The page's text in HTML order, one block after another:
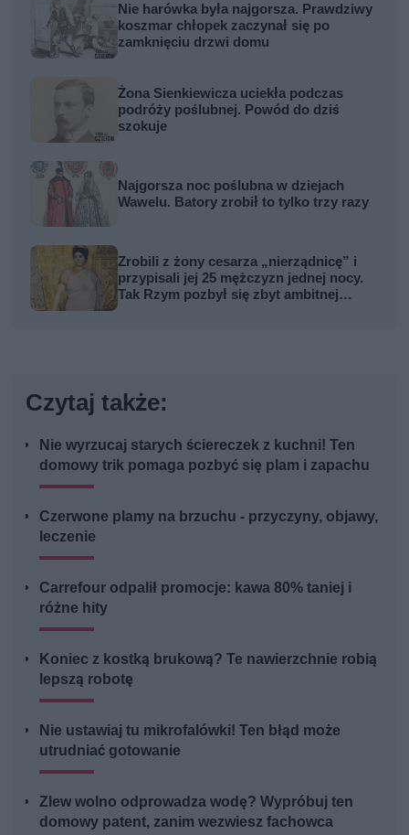
Nie harówka była najgorsza. Prawdziwy
koszmar chłopek zaczynał się po
zamknięciu drzwi domu
Żona Sienkiewicza uciekła podczas
podróży poślubnej. Powód do dziś
szokuje
Najgorsza noc poślubna w dziejach
Wawelu. Batory zrobił to tylko trzy razy
Zrobili z żony cesarza „nierządnicę” i
przypisali jej 25 mężczyzn jednej nocy.
Tak Rzym pozbył się zbyt ambitnej
Czytaj także:
Nie wyrzucaj starych ściereczek z kuchni! Ten
domowy trik pomaga pozbyć się plam i zapachu
Czerwone plamy na brzuchu - przyczyny, objawy,
leczenie
Carrefour odpalił promocje: kawa 80% taniej i
różne hity
Koniec z kostką brukową? Te nawierzchnie robią
lepszą robotę
Nie ustawiaj tu mikrofalówki! Ten błąd może
utrudniać gotowanie
Zlew wolno odprowadza wodę? Wypróbuj ten
domowy patent, zanim wezwiesz fachowca